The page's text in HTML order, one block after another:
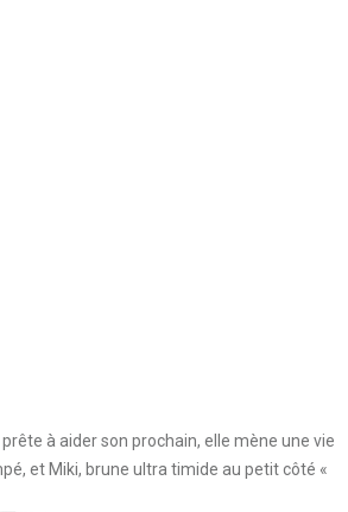
à aider son prochain, elle mène une vie
et Miki, brune ultra timide au petit côté «